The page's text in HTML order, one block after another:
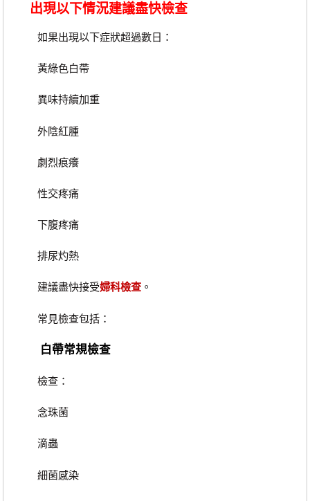
出現以下情況建議盡快檢查
如果出現以下症狀超過數日：
黃綠色白帶
異味持續加重
外陰紅腫
劇烈痕癢
性交疼痛
下腹疼痛
排尿灼熱
建議盡快接受婦科檢查。
常見檢查包括：
白帶常規檢查
檢查：
念珠菌
滴蟲
細菌感染